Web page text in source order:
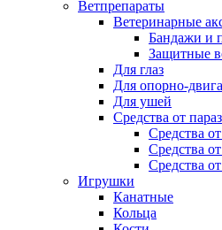
Ветпрепараты
Ветеринарные
Бандажи и
Защитные
Для глаз
Для опорно-
Для ушей
Средства от
Средства
Средства
Средства
Игрушки
Канатные
Кольца